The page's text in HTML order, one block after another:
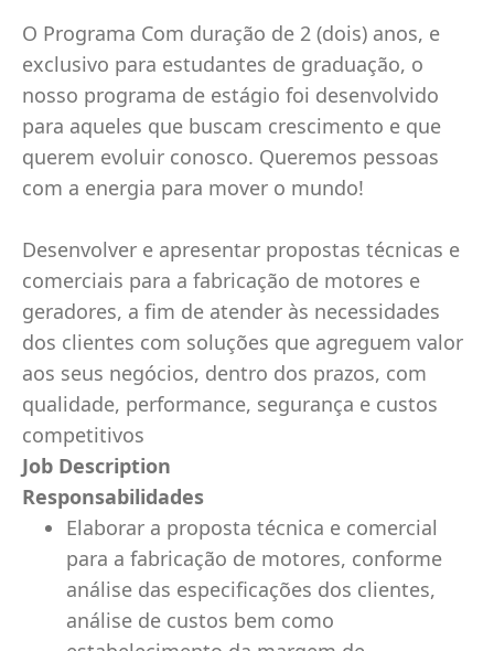
O Programa Com duração de 2 (dois) anos, e
exclusivo para estudantes de graduação, o
nosso programa de estágio foi desenvolvido
para aqueles que buscam crescimento e que
querem evoluir conosco. Queremos pessoas
com a energia para mover o mundo!
Desenvolver e apresentar propostas técnicas e
comerciais para a fabricação de motores e
geradores, a fim de atender às necessidades
dos clientes com soluções que agreguem valor
aos seus negócios, dentro dos prazos, com
qualidade, performance, segurança e custos
competitivos
Job Description
​Responsabilidades
Elaborar a proposta técnica e comercial
para a fabricação de motores, conforme
análise das especificações dos clientes,
análise de custos bem como